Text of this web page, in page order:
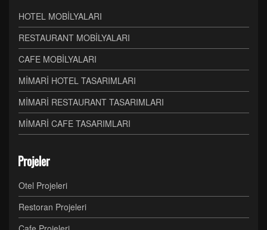
HOTEL MOBİLYALARI
RESTAURANT MOBİLYALARI
CAFE MOBİLYALARI
MİMARİ HOTEL TASARIMLARI
MİMARİ RESTAURANT TASARIMLARI
MİMARİ CAFE TASARIMLARI
Projeler
Otel Projeleri
Restoran Projeleri